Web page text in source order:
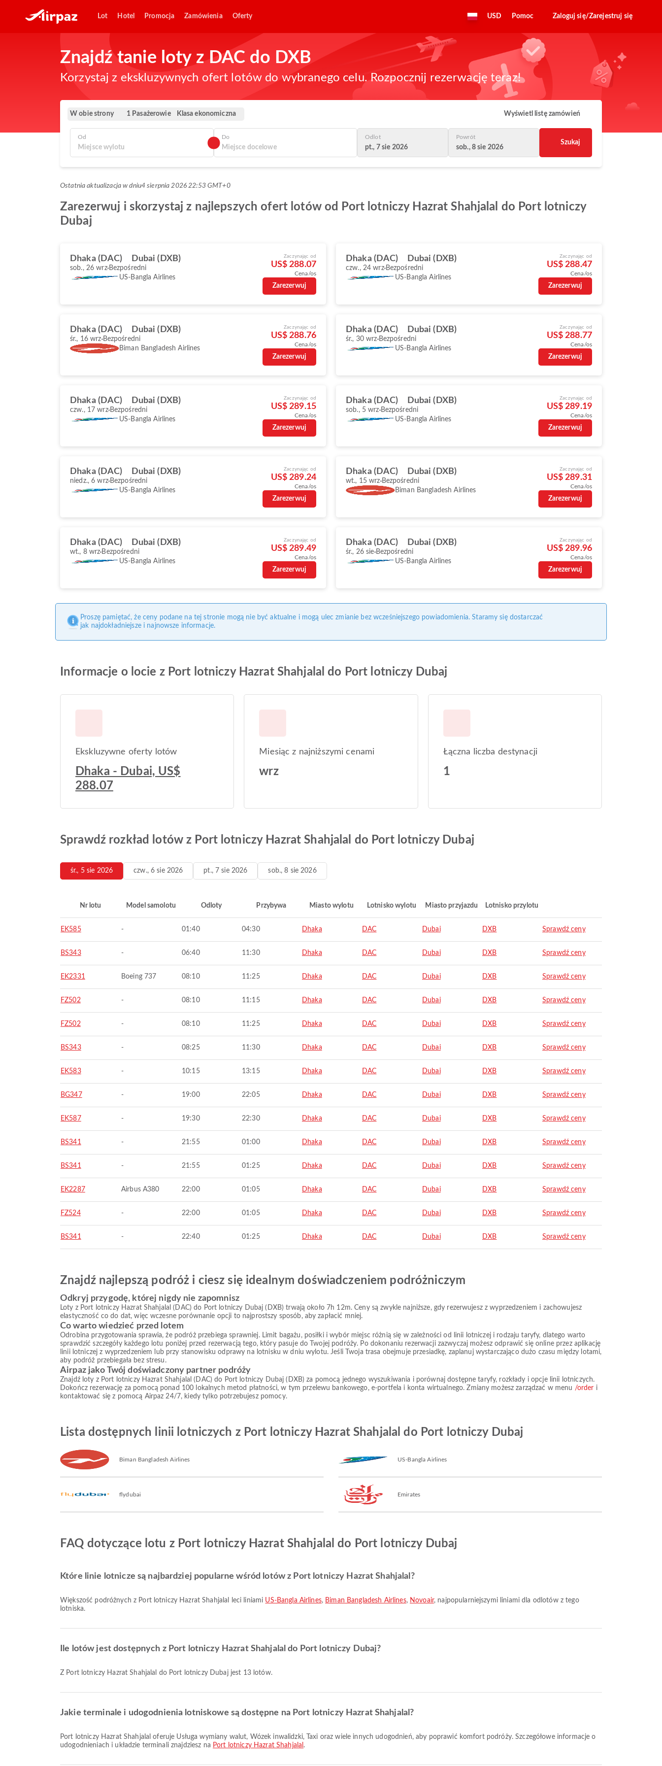
Lot Hotel Promocja Zamówienia Oferty USD Pomoc Zaloguj się/Zarejestruj się
Znajdź tanie loty z DAC do DXB
Korzystaj z ekskluzywnych ofert lotów do wybranego celu. Rozpocznij rezerwację teraz!
W obie strony 1 Pasażerowie Klasa ekonomiczna Wyświetl listę zamówień
Od Do Odlot
pt., 7 sie 2026
Powrót
sob., 8 sie 2026
Szukaj
Ostatnia aktualizacja w dniu4 sierpnia 2026 22:53 GMT+0
Zarezerwuj i skorzystaj z najlepszych ofert lotów od Port lotniczy Hazrat Shahjalal do Port lotniczy
Dubaj
Dhaka (DAC) Dubai (DXB)
sob., 26 wrz Bezpośredni
US-Bangla Airlines
Zaczynając od
US$ 288.07
Cena/os
Zarezerwuj
Dhaka (DAC) Dubai (DXB)
czw., 24 wrz Bezpośredni
US-Bangla Airlines
Zaczynając od
US$ 288.47
Cena/os
Zarezerwuj
Dhaka (DAC) Dubai (DXB)
śr., 16 wrz Bezpośredni
Biman Bangladesh Airlines
Zaczynając od
US$ 288.76
Cena/os
Zarezerwuj
Dhaka (DAC) Dubai (DXB)
śr., 30 wrz Bezpośredni
US-Bangla Airlines
Zaczynając od
US$ 288.77
Cena/os
Zarezerwuj
Dhaka (DAC) Dubai (DXB)
czw., 17 wrz Bezpośredni
US-Bangla Airlines
Zaczynając od
US$ 289.15
Cena/os
Zarezerwuj
Dhaka (DAC) Dubai (DXB)
sob., 5 wrz Bezpośredni
US-Bangla Airlines
Zaczynając od
US$ 289.19
Cena/os
Zarezerwuj
Dhaka (DAC) Dubai (DXB)
niedz., 6 wrz Bezpośredni
US-Bangla Airlines
Zaczynając od
US$ 289.24
Cena/os
Zarezerwuj
Dhaka (DAC) Dubai (DXB)
wt., 15 wrz Bezpośredni
Biman Bangladesh Airlines
Zaczynając od
US$ 289.31
Cena/os
Zarezerwuj
Dhaka (DAC) Dubai (DXB)
wt., 8 wrz Bezpośredni
US-Bangla Airlines
Zaczynając od
US$ 289.49
Cena/os
Zarezerwuj
Dhaka (DAC) Dubai (DXB)
śr., 26 sie Bezpośredni
US-Bangla Airlines
Zaczynając od
US$ 289.96
Cena/os
Zarezerwuj
Proszę pamiętać, że ceny podane na tej stronie mogą nie być aktualne i mogą ulec zmianie bez wcześniejszego powiadomienia. Staramy się dostarczać
jak najdokładniejsze i najnowsze informacje.
Informacje o locie z Port lotniczy Hazrat Shahjalal do Port lotniczy Dubaj
Ekskluzywne oferty lotów
Dhaka - Dubai, US$
288.07
Miesiąc z najniższymi cenami
wrz
Łączna liczba destynacji
1
Sprawdź rozkład lotów z Port lotniczy Hazrat Shahjalal do Port lotniczy Dubaj
śr., 5 sie 2026 czw., 6 sie 2026 pt., 7 sie 2026 sob., 8 sie 2026
Nr lotu Model samolotu Odloty Przybywa Miasto wylotu Lotnisko wylotu Miasto przyjazdu Lotnisko przylotu
EK585 - 01:40 04:30 Dhaka DAC Dubai DXB Sprawdź ceny
BS343 - 06:40 11:30 Dhaka DAC Dubai DXB Sprawdź ceny
EK2331 Boeing 737 08:10 11:25 Dhaka DAC Dubai DXB Sprawdź ceny
FZ502 - 08:10 11:15 Dhaka DAC Dubai DXB Sprawdź ceny
FZ502 - 08:10 11:25 Dhaka DAC Dubai DXB Sprawdź ceny
BS343 - 08:25 11:30 Dhaka DAC Dubai DXB Sprawdź ceny
EK583 - 10:15 13:15 Dhaka DAC Dubai DXB Sprawdź ceny
BG347 - 19:00 22:05 Dhaka DAC Dubai DXB Sprawdź ceny
EK587 - 19:30 22:30 Dhaka DAC Dubai DXB Sprawdź ceny
BS341 - 21:55 01:00 Dhaka DAC Dubai DXB Sprawdź ceny
BS341 - 21:55 01:25 Dhaka DAC Dubai DXB Sprawdź ceny
EK2287 Airbus A380 22:00 01:05 Dhaka DAC Dubai DXB Sprawdź ceny
FZ524 - 22:00 01:05 Dhaka DAC Dubai DXB Sprawdź ceny
BS341 - 22:40 01:25 Dhaka DAC Dubai DXB Sprawdź ceny
Znajdź najlepszą podróż i ciesz się idealnym doświadczeniem podróżniczym
Odkryj przygodę, której nigdy nie zapomnisz
Loty z Port lotniczy Hazrat Shahjalal (DAC) do Port lotniczy Dubaj (DXB) trwają około 7h 12m. Ceny są zwykle najniższe, gdy rezerwujesz z wyprzedzeniem i zachowujesz
elastyczność co do dat, więc wczesne porównanie opcji to najprostszy sposób, aby zapłacić mniej.
Co warto wiedzieć przed lotem
Odrobina przygotowania sprawia, że podróż przebiega sprawniej. Limit bagażu, posiłki i wybór miejsc różnią się w zależności od linii lotniczej i rodzaju taryfy, dlatego warto
sprawdzić szczegóły każdego lotu poniżej przed rezerwacją tego, który pasuje do Twojej podróży. Po dokonaniu rezerwacji zazwyczaj możesz odprawić się online przez aplikację
linii lotniczej z wyprzedzeniem lub przy stanowisku odprawy na lotnisku w dniu wylotu. Jeśli Twoja trasa obejmuje przesiadkę, zaplanuj wystarczająco dużo czasu między lotami,
aby podróż przebiegała bez stresu.
Airpaz jako Twój doświadczony partner podróży
Znajdź loty z Port lotniczy Hazrat Shahjalal (DAC) do Port lotniczy Dubaj (DXB) za pomocą jednego wyszukiwania i porównaj dostępne taryfy, rozkłady i opcje linii lotniczych.
Dokończ rezerwację za pomocą ponad 100 lokalnych metod płatności, w tym przelewu bankowego, e-portfela i konta wirtualnego. Zmiany możesz zarządzać w menu /order i
kontaktować się z pomocą Airpaz 24/7, kiedy tylko potrzebujesz pomocy.
Lista dostępnych linii lotniczych z Port lotniczy Hazrat Shahjalal do Port lotniczy Dubaj
Biman Bangladesh Airlines US-Bangla Airlines
flydubai Emirates
FAQ dotyczące lotu z Port lotniczy Hazrat Shahjalal do Port lotniczy Dubaj
Które linie lotnicze są najbardziej popularne wśród lotów z Port lotniczy Hazrat Shahjalal?
Większość podróżnych z Port lotniczy Hazrat Shahjalal leci liniami US-Bangla Airlines, Biman Bangladesh Airlines, Novoair, najpopularniejszymi liniami dla odlotów z tego
lotniska.
Ile lotów jest dostępnych z Port lotniczy Hazrat Shahjalal do Port lotniczy Dubaj?
Z Port lotniczy Hazrat Shahjalal do Port lotniczy Dubaj jest 13 lotów.
Jakie terminale i udogodnienia lotniskowe są dostępne na Port lotniczy Hazrat Shahjalal?
Port lotniczy Hazrat Shahjalal oferuje Usługa wymiany walut, Wózek inwalidzki, Taxi oraz wiele innych udogodnień, aby poprawić komfort podróży. Szczegółowe informacje o
udogodnieniach i układzie terminali znajdziesz na Port lotniczy Hazrat Shahjalal .